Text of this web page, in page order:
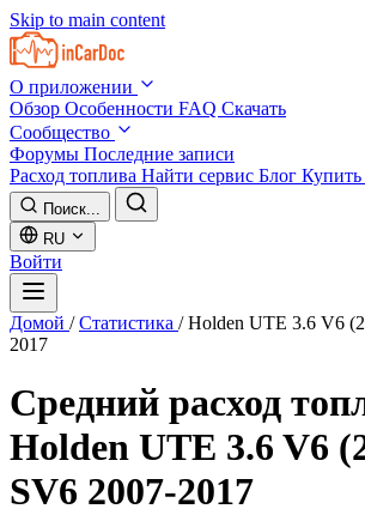
Skip to main content
О приложении
Обзор Особенности FAQ Скачать
Сообщество
Форумы Последние записи
Расход топлива Найти сервис Блог Купить
Поиск...
RU
Войти
Домой / Статистика / Holden UTE 3.6 V6
2017
Средний расход
Holden UTE 3.6 V6
SV6 2007-2017